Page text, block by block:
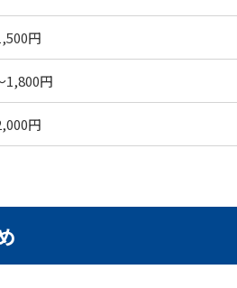
円
1,800円
円